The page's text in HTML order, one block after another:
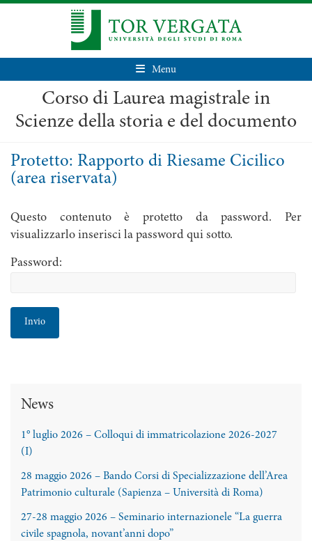
Menu
Corso di Laurea magistrale in
Scienze della storia e del documento
Protetto: Rapporto di Riesame Cicilico
(area riservata)
Questo contenuto è protetto da password. Per
visualizzarlo inserisci la password qui sotto.
Password:
News
1° luglio 2026 – Colloqui di immatricolazione 2026-2027
(I)
28 maggio 2026 – Bando Corsi di Specializzazione dell’Area
Patrimonio culturale (Sapienza – Università di Roma)
27-28 maggio 2026 – Seminario internazionele “La guerra
civile spagnola, novant’anni dopo”